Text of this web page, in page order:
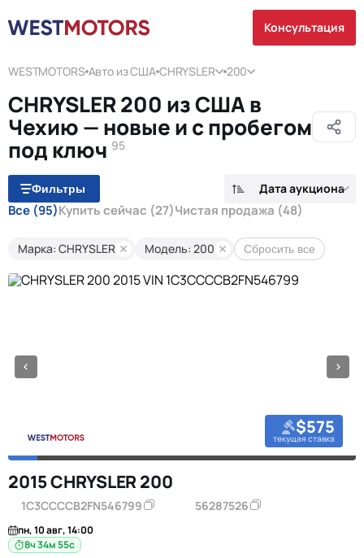
Консультация
WESTMOTORS Авто из США CHRYSLER 200
CHRYSLER 200 из США в
Чехию — новые и с пробегом
под ключ 95
Фильтры Дата аукциона
Все (95)Купить сейчас (27)Чистая продажа (48)
Марка: CHRYSLER Модель: 200 Сбросить все
$575
текущая ставка
2015 CHRYSLER 200
1C3CCCCB2FN546799 56287526
пн, 10 авг, 14:00
8ч 34м 55с